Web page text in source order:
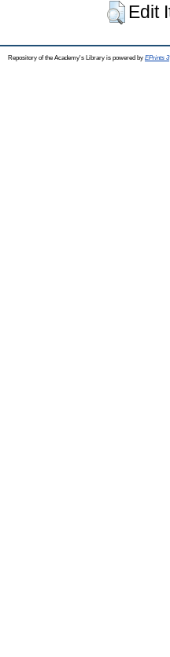
Edit
Repository of the Academy's Library is powered by EPrints 3